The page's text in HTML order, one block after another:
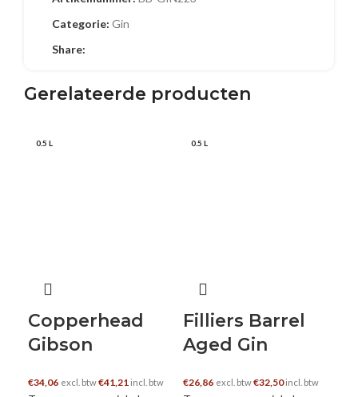
Categorie: Gin
Share:
Gerelateerde producten
0.5 L
Copperhead
Gibson
€34,06 excl. btw€41,21 incl. btw
0.5 L
Filliers Barrel
Aged Gin
€26,86 excl. btw€32,50incl. btw